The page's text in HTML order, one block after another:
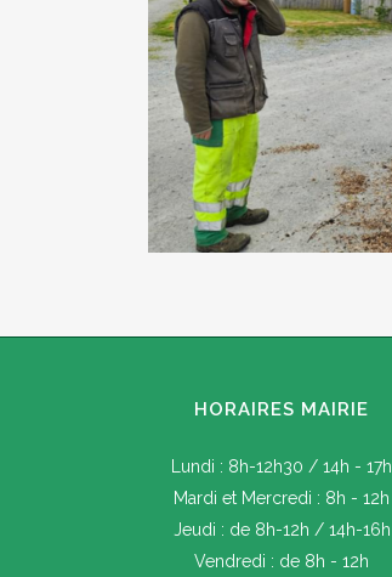
HORAIRES MAIRIE
Lundi : 8h-12h30 / 14h - 17h
Mardi et Mercredi : 8h - 12h
Jeudi : de 8h-12h / 14h-16h
Vendredi : de 8h - 12h